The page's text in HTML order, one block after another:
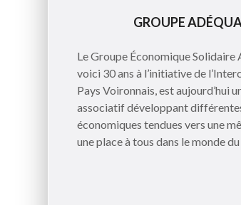
GROUPE
Le Groupe Économique Solidaire
voici 30 ans à l’initiative de
Pays Voironnais, est aujourd’hui
associatif développant
économiques tendues vers une
une place à tous dans le monde